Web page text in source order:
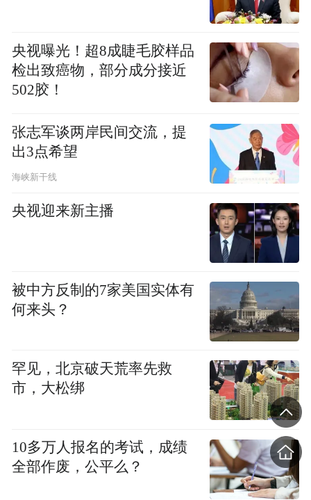
央视曝光！超8成睫毛胶样品
检出致癌物，部分成分接近
502胶！
张志军谈两岸民间交流，提
出3点希望
海峡新干线
央视迎来新主播
被中方反制的7家美国实体有
何来头？
罕见，北京破天荒率先救
市，大松绑
10多万人报名的考试，成绩
全部作废，公平么？